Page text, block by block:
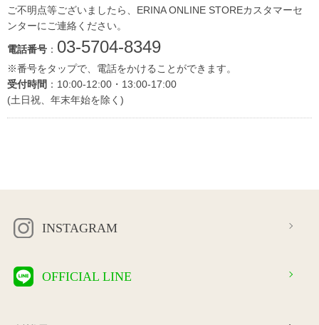
ご不明点等ございましたら、ERINA ONLINE STOREカスタマーセ
ンターにご連絡ください。
電話番号 ： 03-5704-8349
※番号をタップで、電話をかけることができます。
受付時間 ：10:00-12:00・13:00-17:00
(土日祝、年末年始を除く)
INSTAGRAM
OFFICIAL LINE